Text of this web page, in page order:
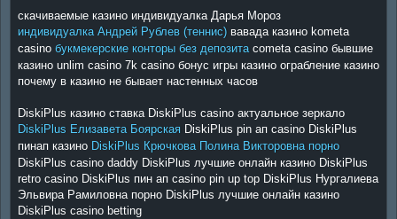
скачиваемые казино индивидуалка Дарья Мороз
индивидуалка Андрей Рублев (теннис) вавада казино kometa
casino букмекерские конторы без депозитаcometa casino бывшие
казино unlim casino 7k casino бонус игры казино ограбление казино
почему в казино не бывает настенных часов
DiskiPlus казино ставка DiskiPlus casino актуальное зеркало
DiskiPlus Елизавета Боярская DiskiPlus pin ап casino DiskiPlus
пинап казино DiskiPlus Крючкова Полина Викторовна порно
DiskiPlus casino daddy DiskiPlus лучшие онлайн казино DiskiPlus
retro casino DiskiPlus пин ап casino pin up top DiskiPlus Нургалиева
Эльвира Рамиловна порно DiskiPlus лучшие онлайн казино
DiskiPlus casino betting